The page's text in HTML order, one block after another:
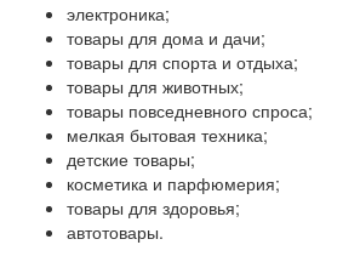
электроника;
товары для дома и дачи;
товары для спорта и отдыха;
товары для животных;
товары повседневного спроса;
мелкая бытовая техника;
детские товары;
косметика и парфюмерия;
товары для здоровья;
автотовары.